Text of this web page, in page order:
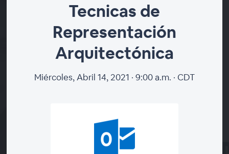
Tecnicas de Representación
Arquitectónica
EL SEMINARIO WEB FINALIZÓ
Tecnicas de
Representación
Arquitectónica
Miércoles, Abril 14, 2021 · 9:00 a.m. · CDT